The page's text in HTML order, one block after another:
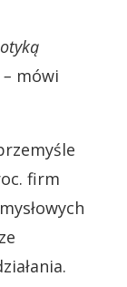
mówi
firm